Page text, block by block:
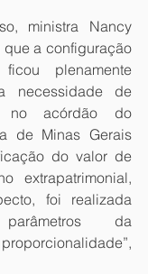
ministra Nancy
a configuração
plenamente
necessidade de
no acórdão do
de Minas Gerais
do valor de
extrapatrimonial,
foi realizada
da